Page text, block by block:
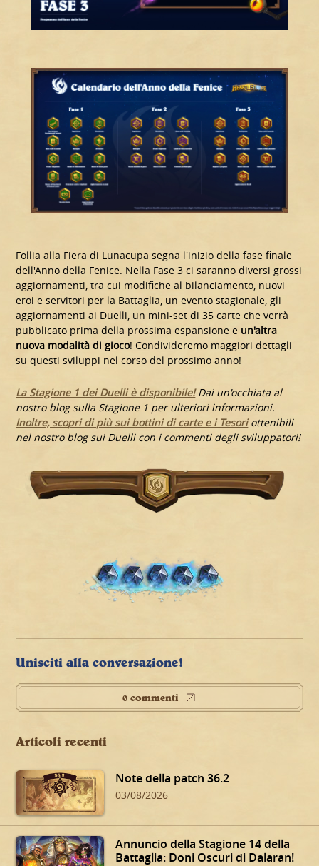
Follia alla Fiera di Lunacupa segna l'inizio della fase finale
dell'Anno della Fenice. Nella Fase 3 ci saranno diversi grossi
aggiornamenti, tra cui modifiche al bilanciamento, nuovi
eroi e servitori per la Battaglia, un evento stagionale, gli
aggiornamenti ai Duelli, un mini-set di 35 carte che verrà
pubblicato prima della prossima espansione e un'altra
nuova modalità di gioco! Condivideremo maggiori dettagli
su questi sviluppi nel corso del prossimo anno!
La Stagione 1 dei Duelli è disponibile!Dai un'occhiata al
nostro blog sulla Stagione 1 per ulteriori informazioni.
Inoltre, scopri di più sui bottini di carte e i Tesoriottenibili
nel nostro blog sui Duelli con i commenti degli sviluppatori!
Unisciti alla conversazione!
0 commenti
Articoli recenti
Note della patch 36.2
03/08/2026
Annuncio della Stagione 14 della
Battaglia: Doni Oscuri di Dalaran!